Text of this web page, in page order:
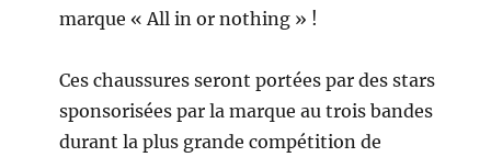
marque « All in or nothing » !
Ces chaussures seront portées par des stars
sponsorisées par la marque au trois bandes
durant la plus grande compétition de